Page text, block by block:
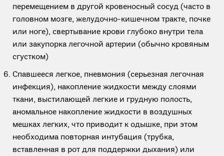
перемещением в другой кровеносный сосуд (часто в
головном мозге, желудочно-кишечном тракте, почке
или ноге), свертывание крови глубоко внутри тела
или закупорка легочной артерии (обычно кровяным
сгустком)
Спавшееся легкое, пневмония (серьезная легочная
инфекция), накопление жидкости между слоями
ткани, выстилающей легкие и грудную полость,
аномальное накопление жидкости в воздушных
мешках легких, что приводит к одышке, при этом
необходима повторная интубация (трубка,
вставленная в рот для поддержки дыхания) или